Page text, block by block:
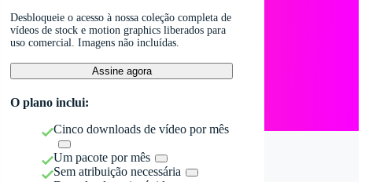
Desbloqueie o acesso à nossa coleção completa de
vídeos de stock e motion graphics liberados para
uso comercial. Imagens não incluídas.
Assine agora
O plano inclui:
Cinco downloads de vídeo por mês
Um pacote por mês
Sem atribuição necessária